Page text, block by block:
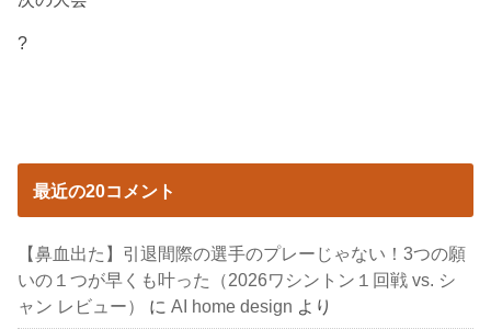
?
最近の20コメント
【鼻血出た】引退間際の選手のプレーじゃない！3つの願
いの１つが早くも叶った（2026ワシントン１回戦 vs. シ
ャン レビュー）
にAI home design より